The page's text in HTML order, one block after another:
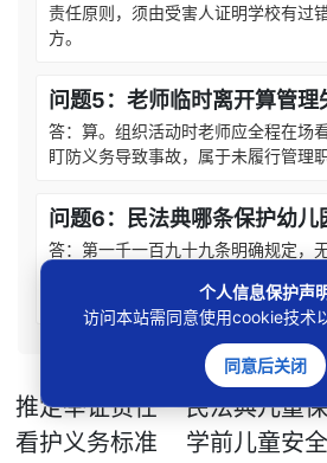
责任原则，须由受害人证明学校有过
方。
问题5：老师临时离开算管理
答：算。组织活动时老师应全程在场
盯防义务导致事故，属于未履行管理
问题6：民法典哪条保护幼儿
答：第一千一百九十九条明确规定，
无民事行为
推定举证责任
民法典儿童
看护义务标准
学前儿童安
个人信息保护声
访问本站需同意使用cookie技术
同意后关闭